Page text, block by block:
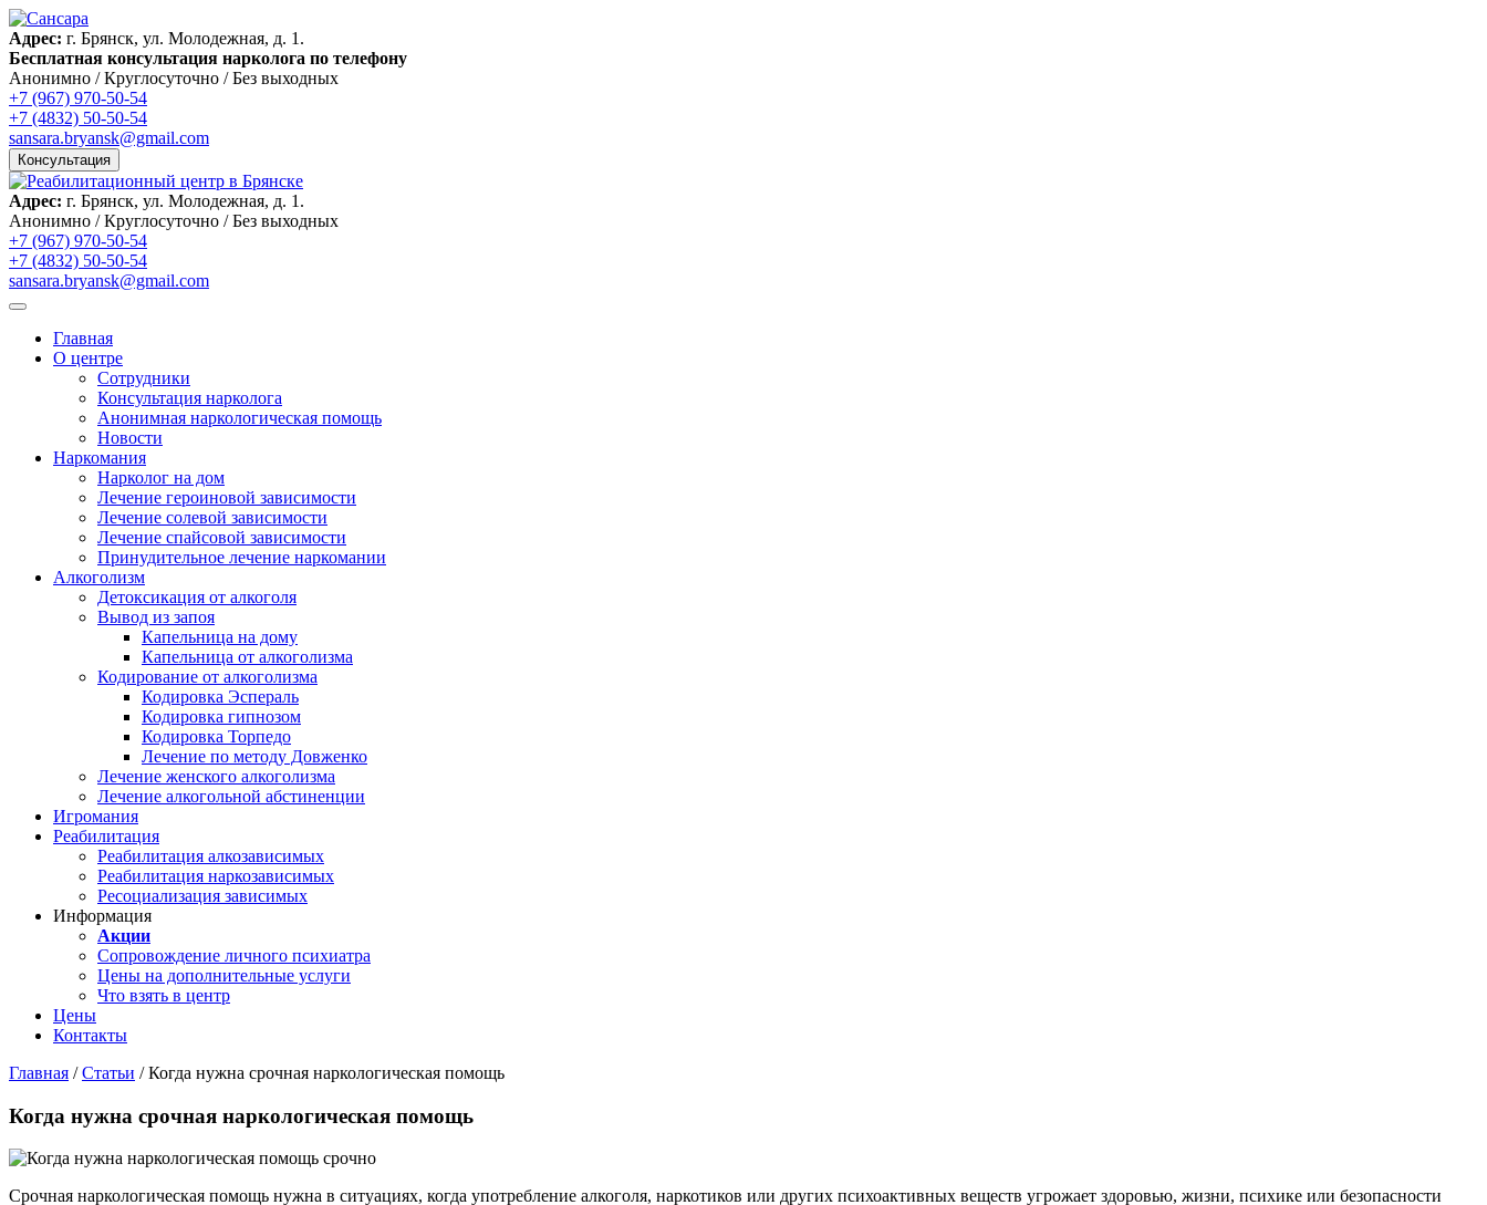
Адрес: г. Брянск, ул. Молодежная, д. 1.
Бесплатная консультация нарколога по телефону
Анонимно / Круглосуточно / Без выходных
+7 (967) 970-50-54
+7 (4832) 50-50-54
sansara.bryansk@gmail.com
Консультация
Адрес: г. Брянск, ул. Молодежная, д. 1.
Анонимно / Круглосуточно / Без выходных
+7 (967) 970-50-54
+7 (4832) 50-50-54
sansara.bryansk@gmail.com
Главная
О центре
Сотрудники
Консультация нарколога
Анонимная наркологическая помощь
Новости
Наркомания
Нарколог на дом
Лечение героиновой зависимости
Лечение солевой зависимости
Лечение спайсовой зависимости
Принудительное лечение наркомании
Алкоголизм
Детоксикация от алкоголя
Вывод из запоя
Капельница на дому
Капельница от алкоголизма
Кодирование от алкоголизма
Кодировка Эспераль
Кодировка гипнозом
Кодировка Торпедо
Лечение по методу Довженко
Лечение женского алкоголизма
Лечение алкогольной абстиненции
Игромания
Реабилитация
Реабилитация алкозависимых
Реабилитация наркозависимых
Ресоциализация зависимых
Информация
Акции
Сопровождение личного психиатра
Цены на дополнительные услуги
Что взять в центр
Цены
Контакты
Главная / Статьи / Когда нужна срочная наркологическая помощь
Когда нужна срочная наркологическая помощь
Срочная наркологическая помощь нужна в ситуациях, когда употребление алкоголя, наркотиков или других психоактивных веществ угрожает здоровью, жизни, психике или безопасности